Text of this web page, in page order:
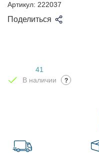
Артикул: 222037
Поделиться
41
В наличии
?